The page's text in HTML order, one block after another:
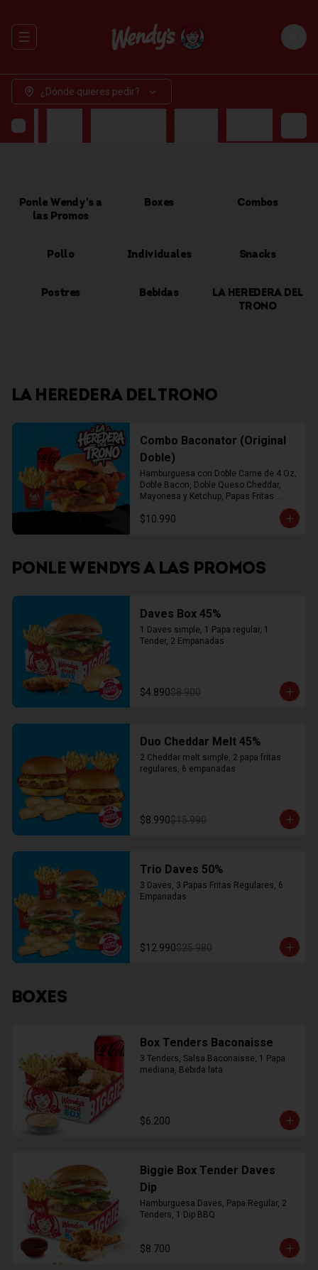
Abrir menu de navegación Login
¿Dónde quieres pedir?
Ponle Wendy's a
las Promos
Boxes Combos
Pollo Individuales Snacks
Postres Bebidas
LA HEREDERA DEL
TRONO
LA HEREDERA DEL TRONO
Combo Baconator (Original
Doble)
Hamburguesa con Doble Carne de 4 Oz,
Doble Bacon, Doble Queso Cheddar,
Mayonesa y Ketchup, Papas Fritas
$10.990
PONLE WENDYS A LAS PROMOS
Daves Box 45%
1 Daves simple, 1 Papa regular, 1
Tender, 2 Empanadas
$4.890$8.900
Duo Cheddar Melt 45%
2 Cheddar melt simple, 2 papa fritas
regulares, 6 empanadas
$8.990$15.990
Trio Daves 50%
3 Daves, 3 Papas Fritas Regulares, 6
Empanadas
$12.990$25.980
BOXES
Box Tenders Baconaisse
3 Tenders, Salsa Baconaisse, 1 Papa
mediana, Bebida lata
$6.200
Biggie Box Tender Daves
Dip
Hamburguesa Daves, Papa Regular, 2
Tenders, 1 Dip BBQ
$8.700